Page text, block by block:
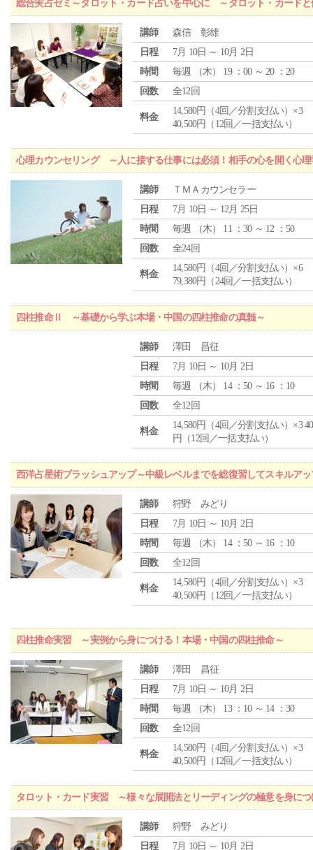
総合実占ゼミ～タロット・カード占いを中心に ～タロット・カード
講師
森信 彰雄
日程
7月 10日 ～ 10月 2日
時間
毎週 （木） 19 ：00 ～ 20 ：20
回数
全12回
料金
14,580円（4回／分割支払い）×3
40,500円（12回／一括支払い）
心理カウンセリング ～人に接する仕事には必須！相手の心を開く心理
講師
ＴＭＡカウンセラー
日程
7月 10日 ～ 12月 25日
時間
毎週 （木） 11 ：30 ～ 12 ：50
回数
全24回
料金
14,580円（4回／分割支払い）×6
79,380円（24回／一括支払い）
四柱推命Ⅱ ～基礎から学ぶ本場・中国の四柱推命の真髄～
講師
澤田 昌征
日程
7月 10日 ～ 10月 2日
時間
毎週 （木） 14 ：50 ～ 16 ：10
回数
全12回
料金
14,580円（4回／分割支払い）×3
円（12回／一括支払い）
西洋占星術ブラッシュアップ～中級レベルまでを総復習してスキルア
講師
狩野 みどり
日程
7月 10日 ～ 10月 2日
時間
毎週 （木） 14 ：50 ～ 16 ：10
回数
全12回
料金
14,580円（4回／分割支払い）×3
40,500円（12回／一括支払い）
四柱推命実習 ～実例から身につける！本場・中国の四柱推命～
講師
澤田 昌征
日程
7月 10日 ～ 10月 2日
時間
毎週 （木） 13 ：10 ～ 14 ：30
回数
全12回
料金
14,580円（4回／分割支払い）×3
40,500円（12回／一括支払い）
タロット・カード実習 ～様々な展開法とリーディングの極意を身につ
講師
狩野 みどり
日程
7月 10日 ～ 10月 2日